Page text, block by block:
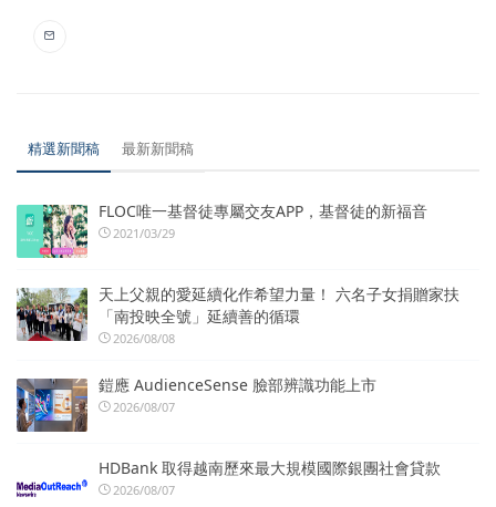
精選新聞稿 最新新聞稿
FLOC唯一基督徒專屬交友APP，基督徒的新福音
2021/03/29
天上父親的愛延續化作希望力量！ 六名子女捐贈家扶
「南投映全號」延續善的循環
2026/08/08
鎧應 AudienceSense 臉部辨識功能上市
2026/08/07
HDBank 取得越南歷來最大規模國際銀團社會貸款
2026/08/07